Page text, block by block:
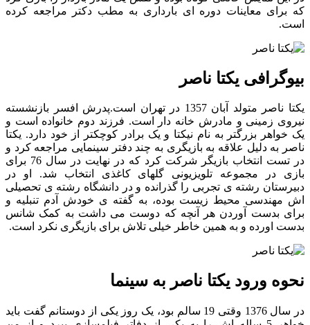
که برای معاینات دوره ای بارداری به مطب دکتر مراجعه کرده
است.
بیوگرافی یکتا ناصر
یکتا ناصر متولد آبان 1357 در تهران است.پدرش افسر بازنشسته
نیروی زمینی و مادرش خانه دار است. فرزند دوم خانواده است و
یک خواهر بزرگتر به نام نیکتا و یک برادر کوچکتر از خود دارد. یکتا
ناصر به دلیل علاقه به بازیگری به چند دفتر سینمایی مراجعه کرد و
در تست انتخاب بازیگر شرکت کرد که در نهایت در سال 76 برای
بازی در مجموعه تلویزیونی گلهای کاغذی انتخاب شد. او در
دبیرستان رشته ی تجربی را گذرانده و در دانشگاه رشته ی تحصیلی
اش مهندسی محیط زیست بوده، به گفته ی خودش آدم تنبلیه و
برای بدست آوردن هر آنچه که دوست می داشت به کمک شانس
بدست اورده و به همین خاطر خیلی تلاش برای بازیگری نکرد است.
نحوه ورود یکتا ناصر به سینما
در سال 1376 وقتی 19 سالم بود، یک روز یکی از دوستانم گفت باید